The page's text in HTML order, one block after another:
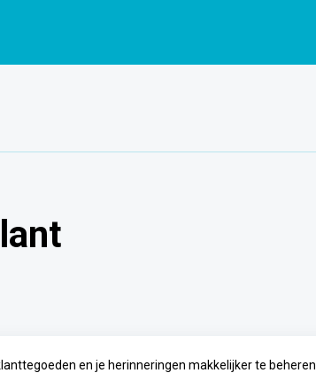
en je herinneringen makkelijker te beheren.